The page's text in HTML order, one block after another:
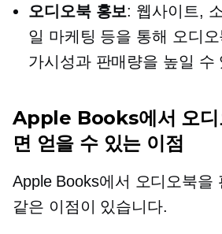
오디오북 홍보: 웹사이트,
일 마케팅 등을 통해 오디
가시성과 판매량을 높일 수
Apple Books에서 오디
면 얻을 수 있는 이점
Apple Books에서 오디오북을
같은 이점이 있습니다.